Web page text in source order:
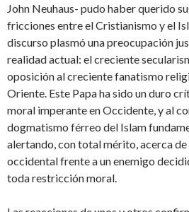
John Neuhaus- pudo haber querido
fricciones entre el Cristianismo y el
discurso plasmó una preocupación
realidad actual: el creciente
oposición al creciente fanatismo
Oriente. Este Papa ha sido un duro
moral imperante en Occidente, y al
dogmatismo férreo del Islam
alertando, con total mérito, acerca
occidental frente a un enemigo
toda restricción moral.